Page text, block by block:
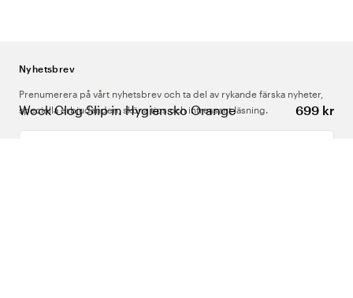
Wock Clog Slip in Hygiensko Orange 699 kr
Nyhetsbrev
Prenumerera på vårt nyhetsbrev och ta del av rykande färska nyheter,
speciella erbjudanden, sköna tips och intressant läsning.
Ange din e-postadress